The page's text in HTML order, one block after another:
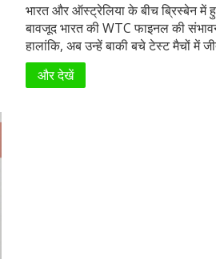
भारत और ऑस्ट्रेलिया के बीच ब्रिस्बेन में
बावजूद भारत की WTC फाइनल की
हालांकि, अब उन्हें बाकी बचे टेस्ट मैचों में
की PCT 55.88 पर पहुंच गई है। दक्षिण
है। इसलिए भारत को सुनी सुनाई कहानियों
और देखें